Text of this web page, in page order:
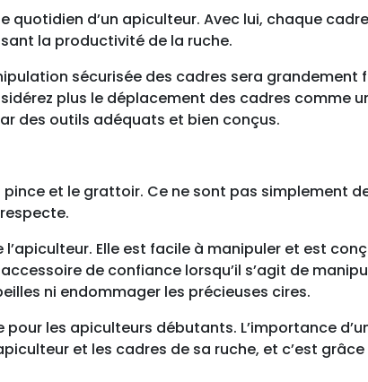
quotidien d’un apiculteur. Avec lui, chaque
la productivité de la ruche.
sécurisée des cadres sera grandement
plus le déplacement des cadres comme
des outils adéquats et bien conçus.
et le grattoir. Ce ne sont pas simplement
Elle est facile à manipuler et est
de confiance lorsqu’il s’agit de
ni endommager les précieuses cires.
les apiculteurs débutants. L’importance
et les cadres de sa ruche, et c’est